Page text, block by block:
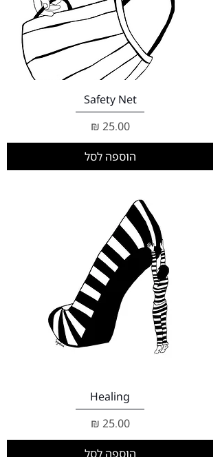
Safety Net
מחיר‏25.00 ‏₪
הוספה לסל
Healing
מחיר‏25.00 ‏₪
הוספה לסל